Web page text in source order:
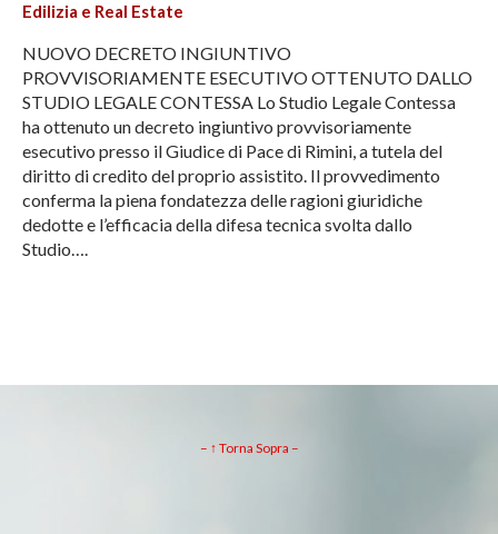
Edilizia e Real Estate
NUOVO DECRETO INGIUNTIVO
PROVVISORIAMENTE ESECUTIVO OTTENUTO DALLO
STUDIO LEGALE CONTESSA Lo Studio Legale Contessa
ha ottenuto un decreto ingiuntivo provvisoriamente
esecutivo presso il Giudice di Pace di Rimini, a tutela del
diritto di credito del proprio assistito. Il provvedimento
conferma la piena fondatezza delle ragioni giuridiche
dedotte e l’efficacia della difesa tecnica svolta dallo
Studio….
– ↑ Torna Sopra –